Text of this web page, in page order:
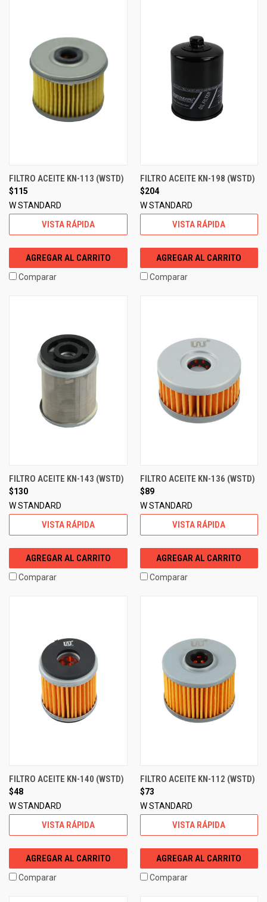
FILTRO ACEITE KN-113 (WSTD)
$115
W STANDARD
VISTA RÁPIDA
AGREGAR AL CARRITO
Comparar
FILTRO ACEITE KN-198 (WSTD)
$204
W STANDARD
VISTA RÁPIDA
AGREGAR AL CARRITO
Comparar
FILTRO ACEITE KN-143 (WSTD)
$130
W STANDARD
VISTA RÁPIDA
AGREGAR AL CARRITO
Comparar
FILTRO ACEITE KN-136 (WSTD)
$89
W STANDARD
VISTA RÁPIDA
AGREGAR AL CARRITO
Comparar
FILTRO ACEITE KN-140 (WSTD)
$48
W STANDARD
VISTA RÁPIDA
AGREGAR AL CARRITO
Comparar
FILTRO ACEITE KN-112 (WSTD)
$73
W STANDARD
VISTA RÁPIDA
AGREGAR AL CARRITO
Comparar